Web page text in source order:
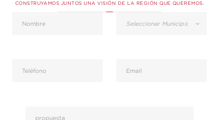
CONSTRUYAMOS JUNTOS UNA VISIÓN DE LA REGIÓN QUE QUEREMOS.